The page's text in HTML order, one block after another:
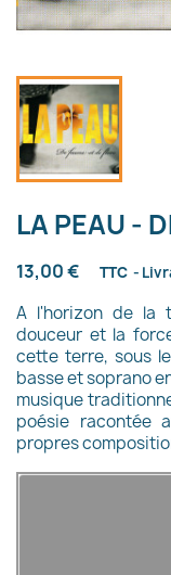
LA PEAU -
13,00 € TTC
A l'horizon de la
douceur et la
cette terre, sous
basse et soprano
musique
poésie racontée
propres